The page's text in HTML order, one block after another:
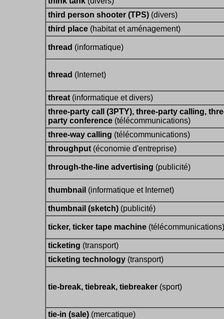
third person shooter (TPS) (divers)
third place (habitat et aménagement)
thread (informatique)
thread (Internet)
threat (informatique et divers)
three-party call (3PTY), three-party calling,
party conference (télécommunications)
three-way calling (télécommunications)
throughput (économie d'entreprise)
through-the-line advertising (publicité)
thumbnail (informatique et Internet)
thumbnail (sketch) (publicité)
ticker, ticker tape machine (télécommunications)
ticketing (transport)
ticketing technology (transport)
tie-break, tiebreak, tiebreaker (sport)
tie-in (sale) (mercatique)